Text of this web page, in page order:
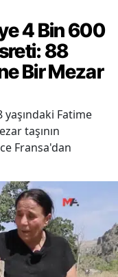
4 Bin 600
88
Bir Mezar
yaşındaki Fatime
taşının
Fransa'dan